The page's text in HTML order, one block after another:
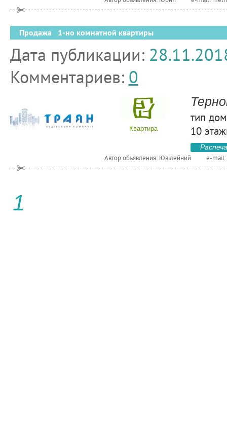
Продажа 1-но комнатной квартиры
Дата публикации:
Комментариев: 0
Квартира
тип
10
Автор объявления: Ювілейний e-mail:
1